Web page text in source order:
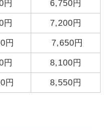
円 6,750円
円 7,200円
円 7,650円
円 8,100円
円 8,550円